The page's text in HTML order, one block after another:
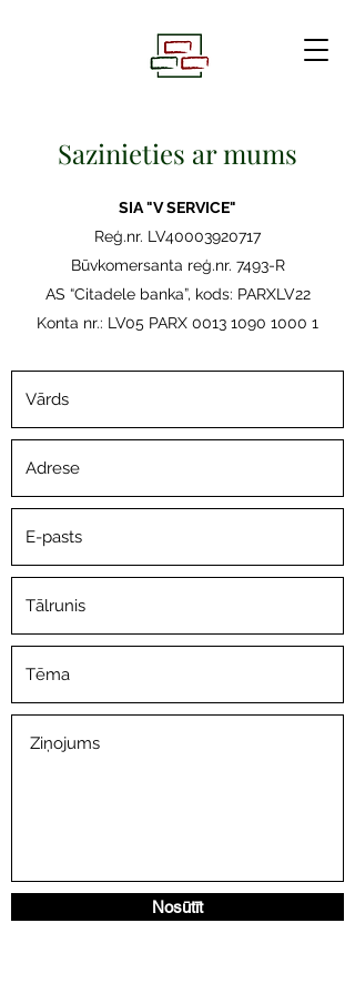
Sazinieties ar mums
SIA "V SERVICE"
Reģ.nr. LV40003920717
Būvkomersanta reģ.nr. 7493-R
AS “Citadele banka”, kods: PARXLV22
Konta nr.: LV05 PARX 0013 1090 1000 1
Nosūtīt